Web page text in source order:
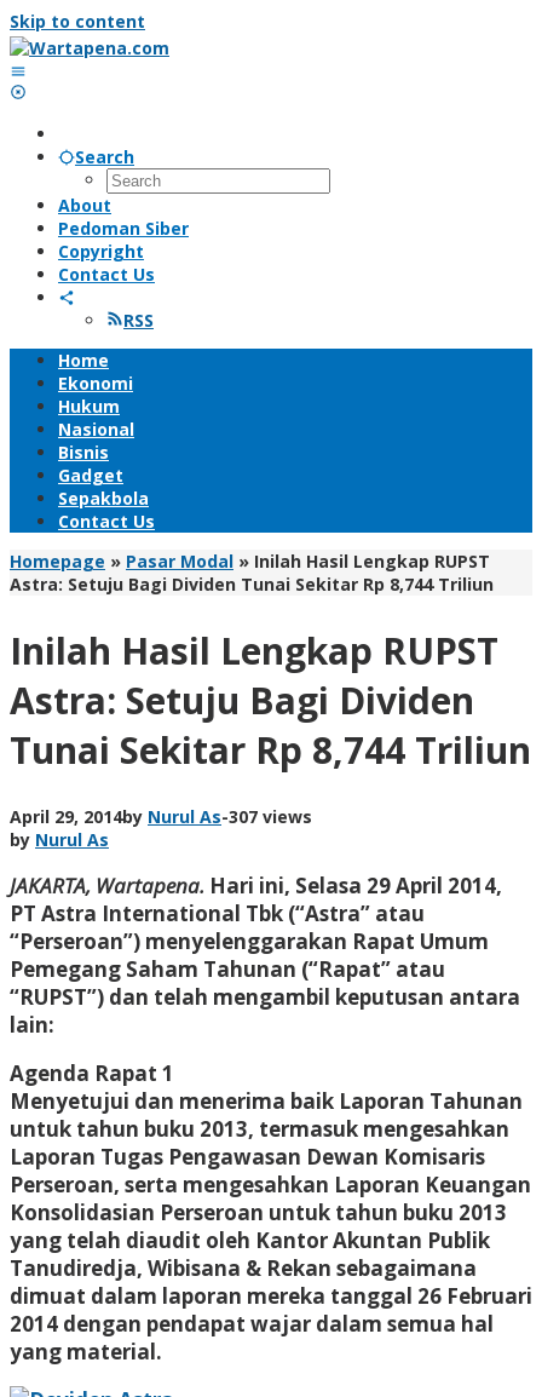
Skip to content
Search
About
Pedoman Siber
Copyright
Contact Us
RSS
Home
Ekonomi
Hukum
Nasional
Bisnis
Gadget
Sepakbola
Contact Us
Homepage » Pasar Modal » Inilah Hasil Lengkap RUPST
Astra: Setuju Bagi Dividen Tunai Sekitar Rp 8,744 Triliun
Inilah Hasil Lengkap RUPST
Astra: Setuju Bagi Dividen
Tunai Sekitar Rp 8,744 Triliun
April 29, 2014by Nurul As-307 views
by Nurul As
JAKARTA, Wartapena. Hari ini, Selasa 29 April 2014,
PT Astra International Tbk (“Astra” atau
“Perseroan”) menyelenggarakan Rapat Umum
Pemegang Saham Tahunan (“Rapat” atau
“RUPST”) dan telah mengambil keputusan antara
lain:
Agenda Rapat 1
Menyetujui dan menerima baik Laporan Tahunan
untuk tahun buku 2013, termasuk mengesahkan
Laporan Tugas Pengawasan Dewan Komisaris
Perseroan, serta mengesahkan Laporan Keuangan
Konsolidasian Perseroan untuk tahun buku 2013
yang telah diaudit oleh Kantor Akuntan Publik
Tanudiredja, Wibisana & Rekan sebagaimana
dimuat dalam laporan mereka tanggal 26 Februari
2014 dengan pendapat wajar dalam semua hal
yang material.